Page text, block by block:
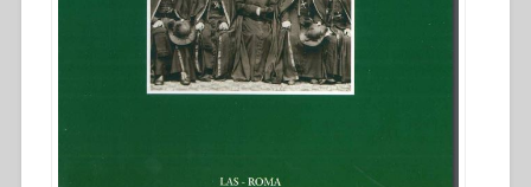
19-
23
novembre
2014””